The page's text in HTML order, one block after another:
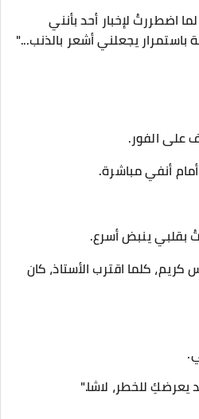
اضطررتُ لإخبار أحد بأنني
يجعلني أشعر بالذنب..."
على الفور.
أنفي مباشرة.
ينبض أسرع.
كلما اقترب الأستاذ، كان
للخطر، لاشا."